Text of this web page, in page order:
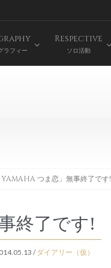
ラフィー
Respective
ソロ活動
つま恋」無事終了です!
終了です!
/ダイアリー（仮）